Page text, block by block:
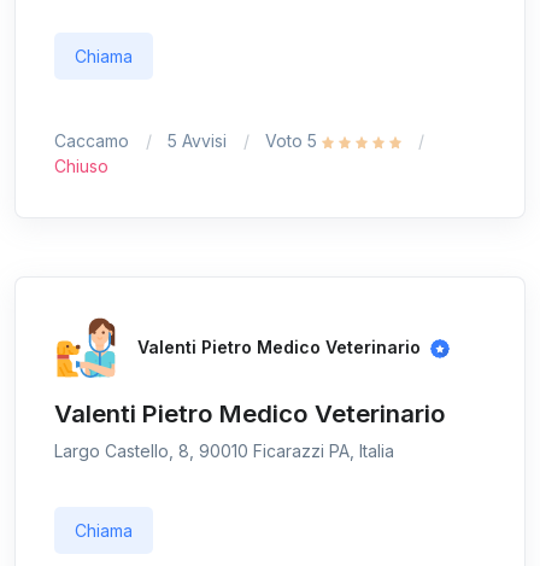
Chiama
Caccamo 5 Avvisi
Voto 5
Chiuso
Valenti Pietro Medico Veterinario
Valenti Pietro Medico Veterinario
Largo Castello, 8, 90010 Ficarazzi PA, Italia
Chiama